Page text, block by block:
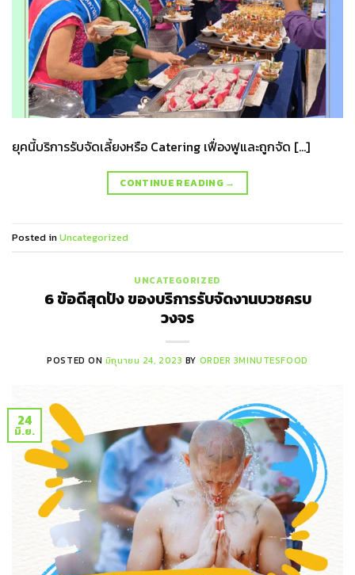
ยุคนี้บริการรับจัดเลี้ยงหรือ Catering เฟื่องฟูและถูกจัด […]
CONTINUE READING →
Posted inUncategorized
UNCATEGORIZED
6 ข้อดีสุดปัง ของบริการรับจัดงานบวชครบ
วงจร
POSTED ON มิถุนายน 24, 2023 BY ORDER 3MINUTESFOOD
24
มิ.ย.